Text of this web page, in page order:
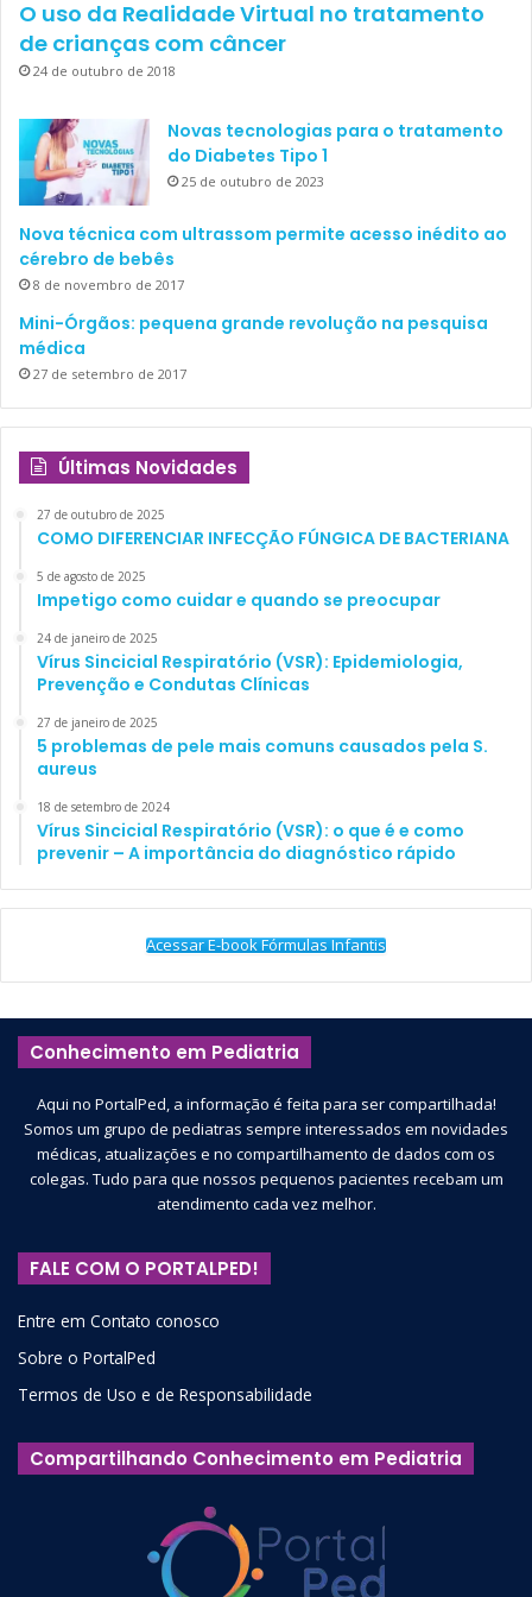
ATIVIDADES FÍSICAS
Crianças a partir de 01 ano devem brincar pelo menos
180 minutos diáriosde maneira ativa, em atividades
de intensidade variável; quanto maior a quantidade de
tempo gasto brincando, melhor.
SONO
horas de sono, para cada faixa etária:
0 a 3 meses: 14h a 17h
4 a 11 meses
03 a 04 anos: 10h a 13h
CRÍTICAS E DIFERENÇAS COM
OUTROS GUIDELINES
O novoguidelineda OMS tira suas principais conclusões de
umreviewde 2017, publicado naBMC Public Health, que
04 anos.
que eletraz dados de baixa confiabilidade
papersanalisados noreview, 54 deles traziam correlações
entre sedentarismo e saúde, e 53 destes (ou seja, 98%)
apresentavam evidências de “qualidade muito baixa”, de
acordo com oframeworkGRADE.
guidelineslançados recentemente incluem em suas
análises de tempo de uso de telas a
interações.
and Child Health(RCPCH) quanto
Academy of Pediatricslevam em consideração o
compartilhado com amigos ou a
família e contenha elementos
O uso da Realidade Virtual no tratamento
de crianças com câncer
24 de outubro de 2018
Novas tecnologias para o tratamento
do Diabetes Tipo 1
25 de outubro de 2023
Nova técnica com ultrassom permite acesso inédito ao
cérebro de bebês
8 de novembro de 2017
Mini-Órgãos: pequena grande revolução na pesquisa
médica
27 de setembro de 2017
Últimas Novidades
27 de outubro de 2025
COMO DIFERENCIAR INFECÇÃO FÚNGICA DE BACTERIANA
5 de agosto de 2025
Impetigo como cuidar e quando se preocupar
24 de janeiro de 2025
Vírus Sincicial Respiratório (VSR): Epidemiologia,
Prevenção e Condutas Clínicas
27 de janeiro de 2025
5 problemas de pele mais comuns causados pela S.
aureus
18 de setembro de 2024
Vírus Sincicial Respiratório (VSR): o que é e como
prevenir – A importância do diagnóstico rápido
Acessar E-book Fórmulas Infantis
Conhecimento em Pediatria
Aqui no PortalPed, a informação é feita para ser compartilhada!
Somos um grupo de pediatras sempre interessados em novidades
médicas, atualizações e no compartilhamento de dados com os
colegas. Tudo para que nossos pequenos pacientes recebam um
atendimento cada vez melhor.
FALE COM O PORTALPED!
Entre em Contato conosco
Sobre o PortalPed
Termos de Uso e de Responsabilidade
Compartilhando Conhecimento em Pediatria